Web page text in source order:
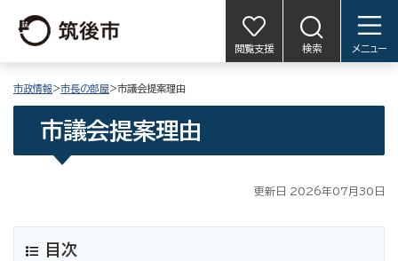
閲覧支援 検索 メニュー
市政情報>市長の部屋>市議会提案理由
市議会提案理由
更新日 2026年07月30日
目次